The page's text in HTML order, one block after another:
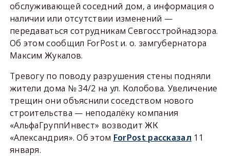
обслуживающей соседний дом, а информация о
наличии или отсутствии изменений —
передаваться сотрудникам Севгосстройнадзора.
Об этом сообщил ForPost и. о. замгубернатора
Максим Жукалов.
Тревогу по поводу разрушения стены подняли
жители дома № 34/2 на ул. Колобова. Увеличение
трещин они объяснили соседством нового
строительства — неподалёку компания
«АльфаГруппИнвест» возводит ЖК
«Александрия». Об этом ForPost рассказал 11
января.